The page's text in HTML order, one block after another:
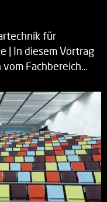
für
| In diesem Vortrag
vom Fachbereich…